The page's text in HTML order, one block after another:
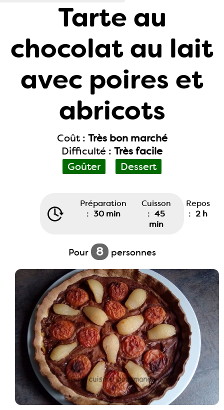
Tarte au
chocolat au lait
avec poires et
abricots
Coût : Très bon marché
Difficulté : Très facile
Goûter
Dessert
Préparation
: 30 min
Cuisson
: 45
min
Repos
: 2 h
Pour 8 personnes